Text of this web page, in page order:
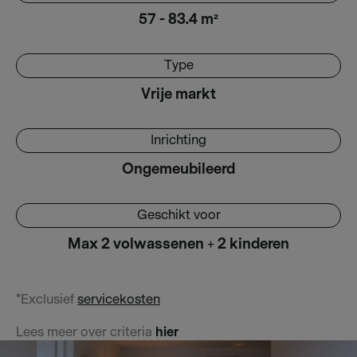
57 - 83.4 m²
Type
Vrije markt
Inrichting
Ongemeubileerd
Geschikt voor
Max 2 volwassenen + 2 kinderen
*Exclusiefservicekosten
Lees meer over criteria hier